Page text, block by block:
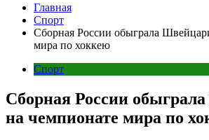
Главная
Спорт
Сборная России обыграла
мира по хоккею
Спорт
Сборная России
на чемпионате мира по